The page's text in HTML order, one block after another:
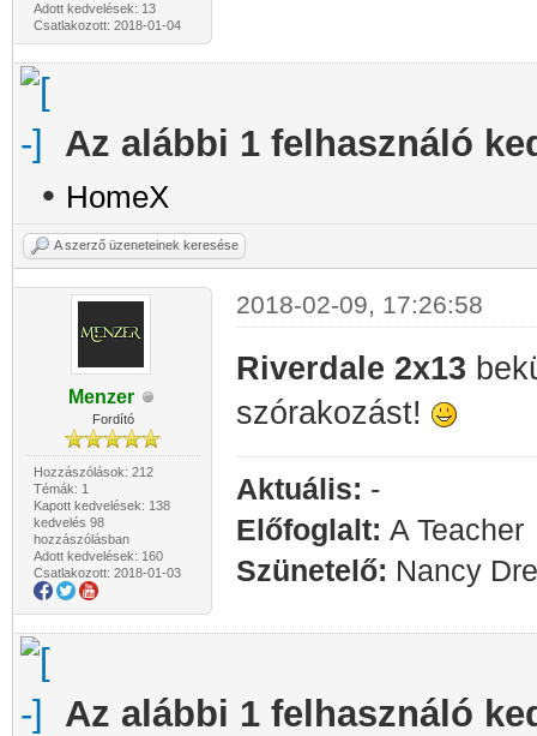
Adott kedvelések: 13
Csatlakozott: 2018-01-04
Az alábbi 1 felhasználó
• HomeX
A szerző üzeneteinek keresése
Menzer
Fordító
Hozzászólások: 212
Témák: 1
Kapott kedvelések: 138
kedvelés 98
hozzászólásban
Adott kedvelések: 160
Csatlakozott: 2018-01-03
2018-02-09, 17:26:58
Riverdale 2x13
szórakozást!
Aktuális: -
Előfoglalt: A Teacher
Szünetelő: Nancy
Az alábbi 1 felhasználó